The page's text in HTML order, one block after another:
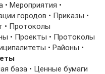
• Мероприятия •
городов • Приказы •
• Протоколы
• Проекты • Протоколы
• Районы •
база • Ценные бумаги